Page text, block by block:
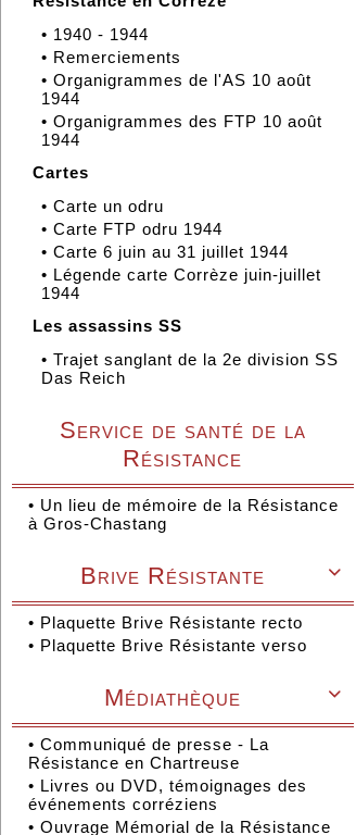
• 1940 - 1944
• Remerciements
• Organigrammes de l'AS 10 août
1944
• Organigrammes des FTP 10 août
1944
Cartes
• Carte un odru
• Carte FTP odru 1944
• Carte 6 juin au 31 juillet 1944
• Légende carte Corrèze juin-juillet
1944
Les assassins SS
• Trajet sanglant de la 2e division SS
Das Reich
Service de santé de la
Résistance
• Un lieu de mémoire de la Résistance
à Gros-Chastang

Brive Résistante
• Plaquette Brive Résistante recto
• Plaquette Brive Résistante verso

Médiathèque
• Communiqué de presse - La
Résistance en Chartreuse
• Livres ou DVD, témoignages des
événements corréziens
• Ouvrage Mémorial de la Résistance